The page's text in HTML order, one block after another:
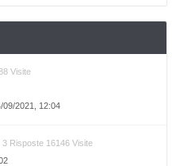
Visite
09/2021, 12:04
3 Risposte 16146 Visite